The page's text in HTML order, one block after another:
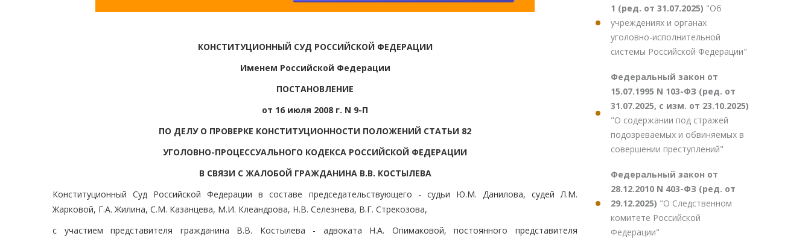
КОНСТИТУЦИОННЫЙ СУД РОССИЙСКОЙ ФЕДЕРАЦИИ
Именем Российской Федерации
ПОСТАНОВЛЕНИЕ
от 16 июля 2008 г. N 9-П
ПО ДЕЛУ О ПРОВЕРКЕ КОНСТИТУЦИОННОСТИ ПОЛОЖЕНИЙ СТАТЬИ 82
УГОЛОВНО-ПРОЦЕССУАЛЬНОГО КОДЕКСА РОССИЙСКОЙ ФЕДЕРАЦИИ
В СВЯЗИ С ЖАЛОБОЙ ГРАЖДАНИНА В.В. КОСТЫЛЕВА
Конституционный Суд Российской Федерации в составе председательствующего - судьи Ю.М. Данилова, судей Л.М.
Жарковой, Г.А. Жилина, С.М. Казанцева, М.И. Клеандрова, Н.В. Селезнева, В.Г. Стрекозова,
с участием представителя гражданина В.В. Костылева - адвоката Н.А. Опимаковой, постоянного представителя
1 (ред. от 31.07.2025) "Об
учреждениях и органах
уголовно-исполнительной
системы Российской Федерации"
Федеральный закон от
15.07.1995 N 103-ФЗ (ред. от
31.07.2025, с изм. от 23.10.2025)
"О содержании под стражей
подозреваемых и обвиняемых в
совершении преступлений"
Федеральный закон от
28.12.2010 N 403-ФЗ (ред. от
29.12.2025) "О Следственном
комитете Российской
Федерации"